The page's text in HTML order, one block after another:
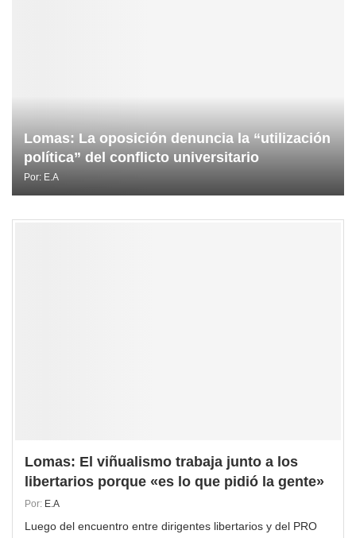
Lomas: La oposición denuncia la “utilización
política” del conflicto universitario
Por: E.A
Lomas: El viñualismo trabaja junto a los
libertarios porque «es lo que pidió la gente»
Por: E.A
Luego del encuentro entre dirigentes libertarios y del PRO